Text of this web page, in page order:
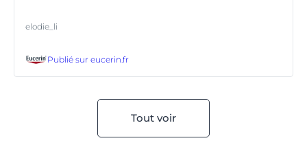
elodie_li
Publié sur eucerin.fr
Tout voir